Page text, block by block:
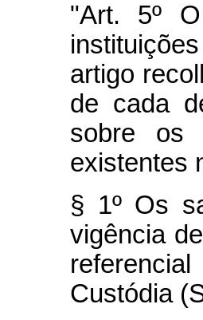
"Art. 5º
artigo
de cada
sobre os
existentes
§ 1º Os
vigência
Custódia